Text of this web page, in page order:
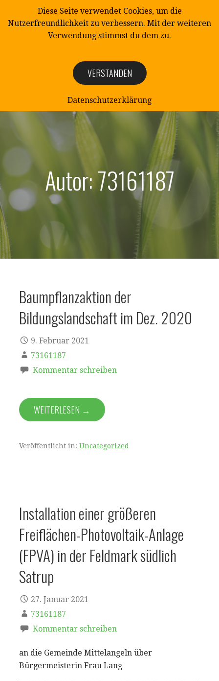
springen
NATURSCHUTZ
Naturschutzverein Mittelangeln e.V.
Autor: 73161187
Baumpflanzaktion der
Bildungslandschaft im Dez. 2020
9. Februar 2021
73161187
Kommentar schreiben
WEITERLESEN →
Veröffentlicht in: Uncategorized
Installation einer größeren
Freiflächen-Photovoltaik-Anlage
(FPVA) in der Feldmark südlich
Satrup
27. Januar 2021
73161187
Kommentar schreiben
an die Gemeinde Mittelangeln über
Bürgermeisterin Frau Lang
Diese Seite verwendet Cookies, um die
Nutzerfreundlichkeit zu verbessern. Mit der weiteren
Verwendung stimmst du dem zu.
VERSTANDEN
Datenschutzerklärung